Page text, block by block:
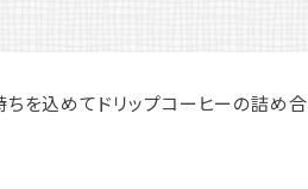
を込めてドリップコーヒーの詰め